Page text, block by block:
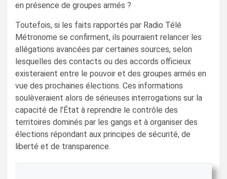
en présence de groupes armés ?
Toutefois, si les faits rapportés par Radio Télé
Métronome se confirment, ils pourraient relancer les
allégations avancées par certaines sources, selon
lesquelles des contacts ou des accords officieux
existeraient entre le pouvoir et des groupes armés en
vue des prochaines élections. Ces informations
soulèveraient alors de sérieuses interrogations sur la
capacité de l’État à reprendre le contrôle des
territoires dominés par les gangs et à organiser des
élections répondant aux principes de sécurité, de
liberté et de transparence.